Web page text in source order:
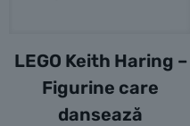
LEGO Keith Haring –
Figurine care
dansează